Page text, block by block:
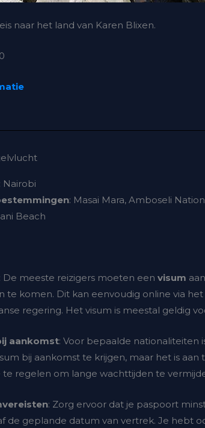
naar het land van Karen Blixen.
: Nairobi
: Masai Mara, Amboseli
Beach
: De meeste reizigers moeten eenvisum
te komen. Dit kan eenvoudig online via het
regering. Het visum is meestal geldig
aankomst: Voor bepaalde nationaliteiten
bij aankomst te krijgen, maar het is aan
te regelen om lange wachttijden te
: Zorg ervoor dat je paspoort
de geplande datum van vertrek. Je hebt